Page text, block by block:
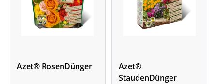
Azet® RosenDünger
Azet®
StaudenDünger